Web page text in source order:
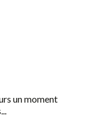
un moment